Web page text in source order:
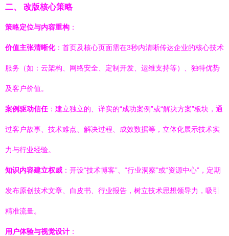
二、 改版核心策略
策略定位与内容重构 ：
价值主张清晰化：首页及核心页面需在3秒内清晰传达企业的核心技术
服务（如：云架构、网络安全、定制开发、运维支持等）、独特优势
及客户价值。
案例驱动信任：建立独立的、详实的“成功案例”或“解决方案”板块，通
过客户故事、技术难点、解决过程、成效数据等，立体化展示技术实
力与行业经验。
知识内容建立权威 ：开设“技术博客”、“行业洞察”或“资源中心”，定期
发布原创技术文章、白皮书、行业报告，树立技术思想领导力，吸引
精准流量。
用户体验与视觉设计 ：